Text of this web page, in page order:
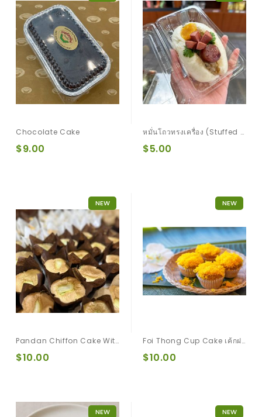
Chocolate Cake
$9.00
หมั่นโถวทรงเครื่อง (Stuffed Mantou)
$5.00
NEW
Pandan Chiffon Cake With Young Coconut (ชิฟฟ่อนเค้กใบเตยมะพร้าวอ่อน)
$10.00
NEW
Foi Thong Cup Cake เค้กฝอยทอง
$10.00
NEW NEW